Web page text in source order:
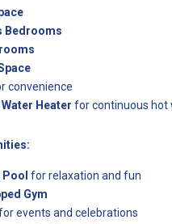
Bedrooms
convenience
Heater for continuous hot
for relaxation and fun
Gym
events and celebrations